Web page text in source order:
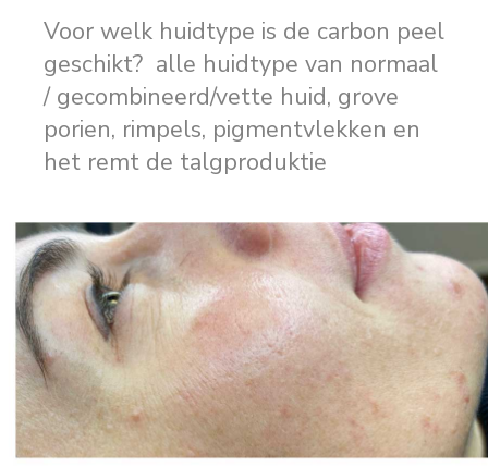
Voor welk huidtype is de carbon peel
geschikt? alle huidtype van normaal
/ gecombineerd/vette huid, grove
porien, rimpels, pigmentvlekken en
het remt de talgproduktie